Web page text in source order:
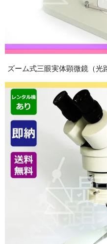
ズーム式三眼実体顕微鏡（光